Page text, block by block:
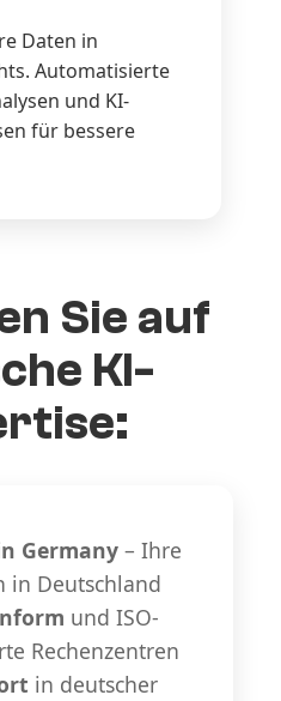
Daten in
Automatisierte
und KI-
für bessere
Sie auf
KI-
Germany– Ihre
in Deutschland
und ISO-
Rechenzentren
in deutscher